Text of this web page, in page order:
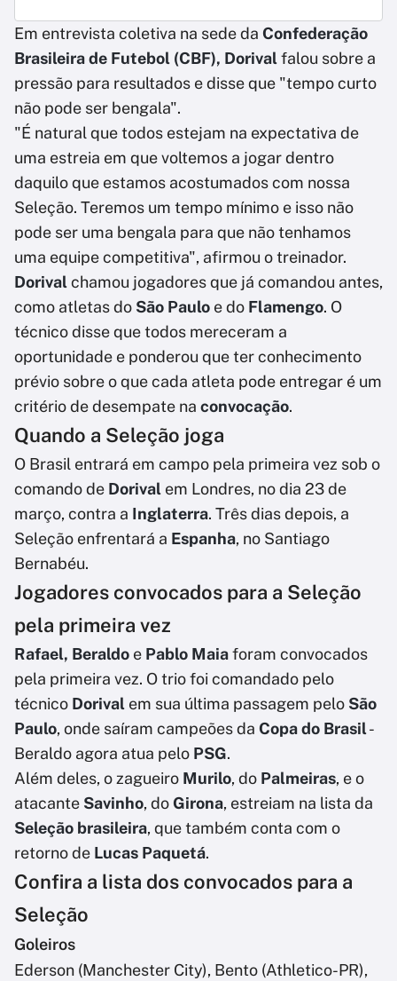
Em entrevista coletiva na sede da Confederação
Brasileira de Futebol (CBF), Dorivalfalou sobre a
pressão para resultados e disse que "tempo curto
não pode ser bengala".
"É natural que todos estejam na expectativa de
uma estreia em que voltemos a jogar dentro
daquilo que estamos acostumados com nossa
Seleção. Teremos um tempo mínimo e isso não
pode ser uma bengala para que não tenhamos
uma equipe competitiva", afirmou o treinador.
Dorivalchamou jogadores que já comandou antes,
como atletas do São Paulo e do Flamengo. O
técnico disse que todos mereceram a
oportunidade e ponderou que ter conhecimento
prévio sobre o que cada atleta pode entregar é um
critério de desempate na convocação.
Quando a Seleção joga
O Brasil entrará em campo pela primeira vez sob o
comando de Dorival em Londres, no dia 23 de
março, contra a Inglaterra. Três dias depois, a
Seleção enfrentará a Espanha, no Santiago
Bernabéu.
Jogadores convocados para a Seleção
pela primeira vez
Rafael, Beraldo e Pablo Maiaforam convocados
pela primeira vez. O trio foi comandado pelo
técnico Dorival em sua última passagem pelo São
Paulo, onde saíram campeões da Copa do Brasil-
Beraldo agora atua pelo PSG.
Além deles, o zagueiro Murilo, do Palmeiras, e o
atacante Savinho, doGirona, estreiam na lista da
Seleção brasileira, que também conta com o
retorno de Lucas Paquetá.
Confira a lista dos convocados para a
Seleção
Goleiros
Ederson (Manchester City), Bento (Athletico-PR),